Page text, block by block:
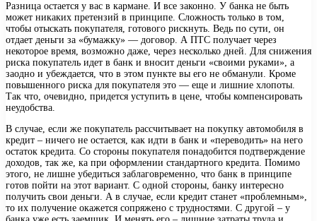
Разница остается у вас в кармане. И все законно. У банка не быть
может никаких претензий в принципе. Сложность только в том,
чтобы отыскать покупателя, готового рискнуть. Ведь по сути, он
отдает деньги за «бумажку» — договор. А ПТС получает через
некоторое время, возможно даже, через несколько дней. Для снижения
риска покупатель идет в банк и вносит деньги «своими руками», а
заодно и убеждается, что в этом пункте вы его не обманули. Кроме
повышенного риска для покупателя это — еще и лишние хлопоты.
Так что, очевидно, придется уступить в цене, чтобы компенсировать
неудобства.
В случае, если же покупатель рассчитывает на покупку автомобиля в
кредит – ничего не остается, как идти в банк и «переводить» на него
остаток кредита. Со стороны покупателя понадобится подтверждение
доходов, так же, ка при оформлении стандартного кредита. Помимо
этого, не лишне убедиться заблаговременно, что банк в принципе
готов пойти на этот вариант. С одной стороны, банку интересно
получить свои деньги. А в случае, если кредит станет «проблемным»,
то их получение окажется сопряжено с трудностями. С другой – у